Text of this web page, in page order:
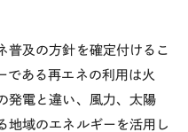
普及の方針を確定付けるこ
である再エネの利用は火
発電と違い、風力、太陽
地域のエネルギーを活用し